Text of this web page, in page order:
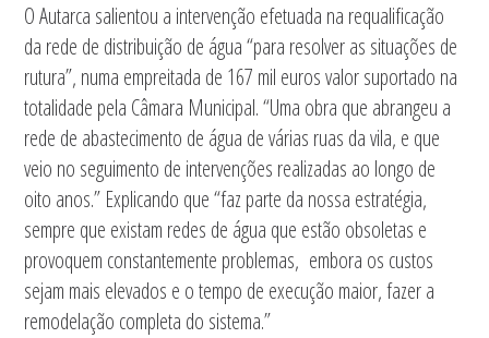
O Autarca salientou a intervenção efetuada na requalificação
da rede de distribuição de água “para resolver as situações de
rutura”, numa empreitada de 167 mil euros valor suportado na
totalidade pela Câmara Municipal. “Uma obra que abrangeu a
rede de abastecimento de água de várias ruas da vila, e que
veio no seguimento de intervenções realizadas ao longo de
oito anos.” Explicando que “faz parte da nossa estratégia,
sempre que existam redes de água que estão obsoletas e
provoquem constantemente problemas, embora os custos
sejam mais elevados e o tempo de execução maior, fazer a
remodelação completa do sistema.”